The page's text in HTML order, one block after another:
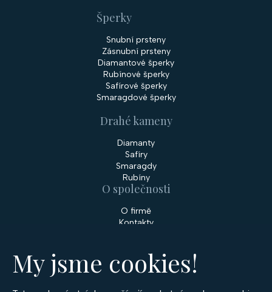
My jsme cookies!
Šperky
Snubní prsteny
Zásnubní prsteny
Diamantové šperky
Rubínové šperky
Safírové šperky
Smaragdové šperky
Drahé kameny
Diamanty
Safíry
Smaragdy
Rubíny
O společnosti
O firmě
Kontakty
Služby